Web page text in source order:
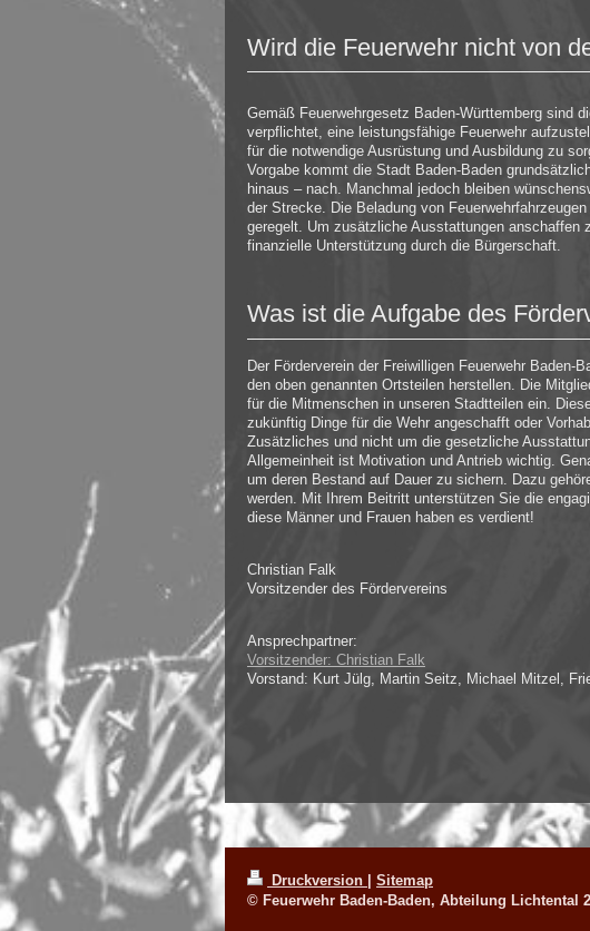
Wird die Feuerwehr nicht von
Gemäß Feuerwehrgesetz Baden-Württemberg sind
verpflichtet, eine leistungsfähige Feuerwehr
für die notwendige Ausrüstung und Ausbildung zu
Vorgabe kommt die Stadt Baden-Baden
hinaus – nach. Manchmal jedoch bleiben
der Strecke. Die Beladung von
geregelt. Um zusätzliche Ausstattungen anschaffen
finanzielle Unterstützung durch die Bürgerschaft.
Was ist die Aufgabe des
Der Förderverein der Freiwilligen Feuerwehr
den oben genannten Ortsteilen herstellen. Die
für die Mitmenschen in unseren Stadtteilen ein.
zukünftig Dinge für die Wehr angeschafft oder
Zusätzliches und nicht um die gesetzliche
Allgemeinheit ist Motivation und Antrieb wichtig.
um deren Bestand auf Dauer zu sichern. Dazu
werden. Mit Ihrem Beitritt unterstützen Sie die
diese Männer und Frauen haben es verdient!
Christian Falk
Vorsitzender des Fördervereins
Ansprechpartner:
Vorsitzender: Christian Falk
Vorstand: Kurt Jülg, Martin Seitz, Michael Mitzel,
Druckversion
Sitemap
© Feuerwehr Baden-Baden, Abteilung Lichtental